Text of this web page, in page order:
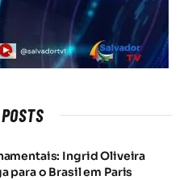
Ingrid Oliveira
para o Brasil em Paris